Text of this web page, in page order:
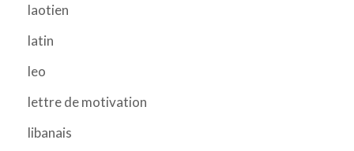
laotien
latin
leo
lettre de motivation
libanais